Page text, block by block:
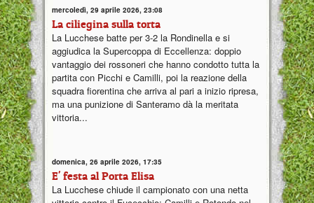
mercoledì, 29 aprile 2026, 23:08
La ciliegina sulla torta
La Lucchese batte per 3-2 la Rondinella e si
aggiudica la Supercoppa di Eccellenza: doppio
vantaggio dei rossoneri che hanno condotto tutta la
partita con Picchi e Camilli, poi la reazione della
squadra fiorentina che arriva al pari a inizio ripresa,
ma una punizione di Santeramo dà la meritata
vittoria...
domenica, 26 aprile 2026, 17:35
E' festa al Porta Elisa
La Lucchese chiude il campionato con una netta